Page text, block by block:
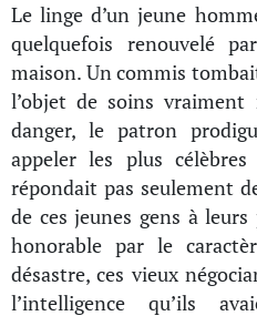
Le linge d’un jeune
quelquefois renouvelé
maison. Un commis
l’objet de soins vraiment
danger, le patron
appeler les plus
répondait pas seulement
de ces jeunes gens à leurs
honorable par le
désastre, ces vieux
l’intelligence qu’ils